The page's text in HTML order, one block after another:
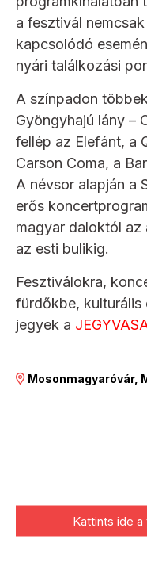
a fesztivál
kapcsolódó
nyári találkozási
A színpadon
Gyöngyhajú lány –
fellép az Elefánt, a
Carson Coma, a
A névsor alapján a
erős
magyar daloktól az
az esti bulikig.
Fesztiválokra,
fürdőkbe, kulturális
jegyek a
Mosonmagyaróvár,
Kattints ide